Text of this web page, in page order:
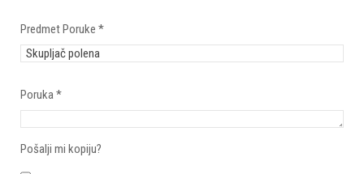
Predmet Poruke *
Poruka *
Pošalji mi kopiju?